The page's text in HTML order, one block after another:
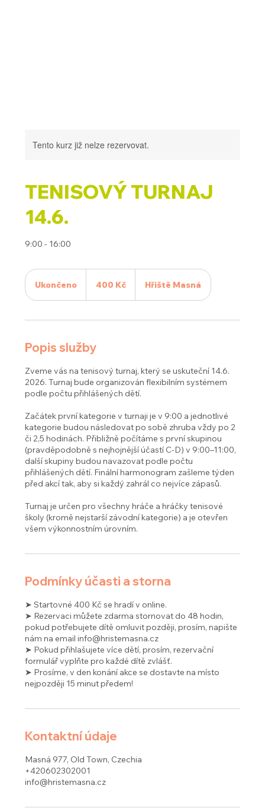
Tento kurz již nelze rezervovat.
TENISOVÝ TURNAJ
14.6.
9:00 - 16:00
Ukončeno
n
e
o
korun400 Kč Hřiště Masná
Popis služby
Zveme vás na tenisový turnaj, který se uskuteční 14.6.
2026. Turnaj bude organizován flexibilním systémem
podle počtu přihlášených dětí.
Začátek první kategorie v turnaji je v 9:00 a jednotlivé
kategorie budou následovat po sobě zhruba vždy po 2
či 2,5 hodinách. Přibližně počítáme s první skupinou
(pravděpodobně s nejhojnější účastí C-D) v 9:00–11:00,
další skupiny budou navazovat podle počtu
přihlášených dětí. Finální harmonogram zašleme týden
před akcí tak, aby si každý zahrál co nejvíce zápasů.
Turnaj je určen pro všechny hráče a hráčky tenisové
školy (kromě nejstarší závodní kategorie) a je otevřen
všem výkonnostním úrovním.
Podmínky účasti a storna
➤ Startovné 400 Kč se hradí v online.
➤ Rezervaci můžete zdarma stornovat do 48 hodin,
pokud potřebujete dítě omluvit později, prosím, napište
nám na email info@hristemasna.cz
➤ Pokud přihlašujete více dětí, prosím, rezervační
formulář vyplňte pro každé dítě zvlášť.
➤ Prosíme, v den konání akce se dostavte na místo
nejpozději 15 minut předem!
Kontaktní údaje
Masná 977, Old Town, Czechia
+420602302001
info@hristemasna.cz